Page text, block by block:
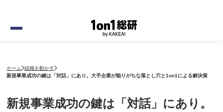
ホーム 組織を動かす
新規事業成功の鍵は「対話」にあり。大手企業が陥りがちな落とし穴と1on1による解決策
新規事業成功の鍵は「対話」にあり。